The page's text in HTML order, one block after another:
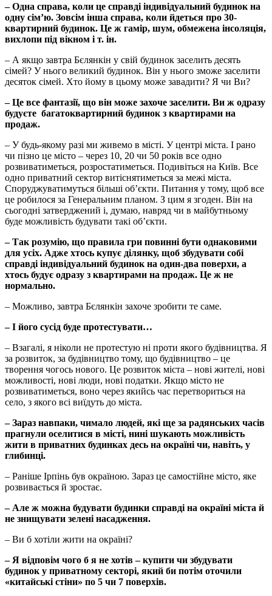
– Одна справа, коли це справді індивідуальний будинок на
одну сім’ю. Зовсім інша справа, коли йдеться про 30-
квартирний будинок. Це ж гамір, шум, обмежена інсоляція,
вихлопи під вікном і т. ін.
– А якщо завтра Бєлянкін у свій будинок заселить десять
сімей? У нього великий будинок. Він у нього зможе заселити
десяток сімей. Хто йому в цьому може завадити? Я чи Ви?
– Це все фантазії, що він може захоче заселити. Ви ж одразу
будуєте багатоквартирний будинок з квартирами на
продаж.
– У будь-якому разі ми живемо в місті. У центрі міста. І рано
чи пізно це місто – через 10, 20 чи 50 років все одно
розвиватиметься, розростатиметься. Подивіться на Київ. Все
одно приватний сектор витіснятиметься за межі міста.
Споруджуватимуться більші об’єкти. Питання у тому, щоб все
це робилося за Генеральним планом. З цим я згоден. Він на
сьогодні затверджений і, думаю, навряд чи в майбутньому
буде можливість будувати такі об’єкти.
– Так розумію, що правила гри повинні бути однаковими
для усіх. Адже хтось купує ділянку, щоб збудувати собі
справді індивідуальний будинок на один-два поверхи, а
хтось будує одразу з квартирами на продаж. Це ж не
нормально.
– Можливо, завтра Бєлянкін захоче зробити те саме.
– І його сусід буде протестувати…
– Взагалі, я ніколи не протестую ні проти якого будівництва. Я
за розвиток, за будівництво тому, що будівництво – це
творення чогось нового. Це розвиток міста – нові жителі, нові
можливості, нові люди, нові податки. Якщо місто не
розвиватиметься, воно через якийсь час перетвориться на
село, з якого всі виїдуть до міста.
– Зараз навпаки, чимало людей, які ще за радянських часів
прагнули оселитися в місті, нині шукають можливість
жити в приватних будинках десь на окраїні чи, навіть, у
глибинці.
– Раніше Ірпінь був окраїною. Зараз це самостійне місто, яке
розвивається й зростає.
– Але ж можна будувати будинки справді на окраїні міста й
не знищувати зелені насадження.
– Ви б хотіли жити на окраїні?
– Я відповім чого б я не хотів – купити чи збудувати
будинок у приватному секторі, який би потім оточили
«китайські стіни» по 5 чи 7 поверхів.